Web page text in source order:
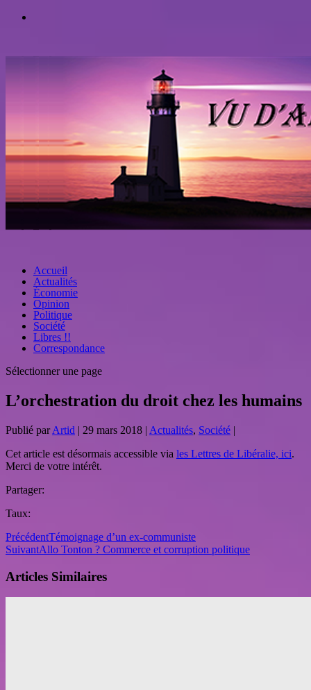
Accueil
Actualités
Économie
Opinion
Politique
Société
Libres !!
Correspondance
Sélectionner une page
L’orchestration du droit chez les humains
Publié parArtid | 29 mars 2018 | Actualités, Société |
Cet article est désormais accessible via les Lettres de Libéralie, ici.
Merci de votre intérêt.
Partager:
Taux:
PrécédentTémoignage d’un ex-communiste
SuivantAllo Tonton ? Commerce et corruption politique
Articles Similaires